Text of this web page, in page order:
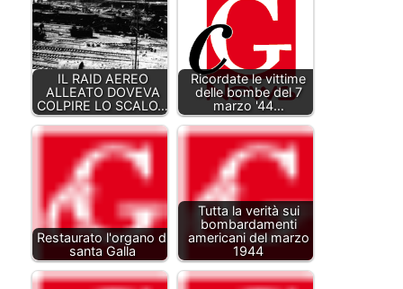
IL RAID AEREO
ALLEATO DOVEVA
COLPIRE LO SCALO…
Ricordate le vittime
delle bombe del 7
marzo '44…
Restaurato l'organo di
santa Galla
Tutta la verità sui
bombardamenti
americani del marzo
1944